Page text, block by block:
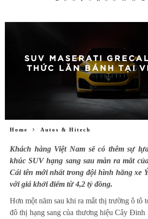
SUV MASERATI
THỨC LĂN BÁNH TẠI
Home Autos & Hitech
Khách hàng Việt Nam sẽ có thêm sự
khúc SUV hạng sang sau màn ra mắt
Cái tên mới nhất trong đội hình hãng xe
với giá khởi điểm từ 4,2 tỷ đồng.
Hơn một năm sau khi ra mắt thị trường ô tô
đô thị hạng sang của thương hiệu Cây Đinh